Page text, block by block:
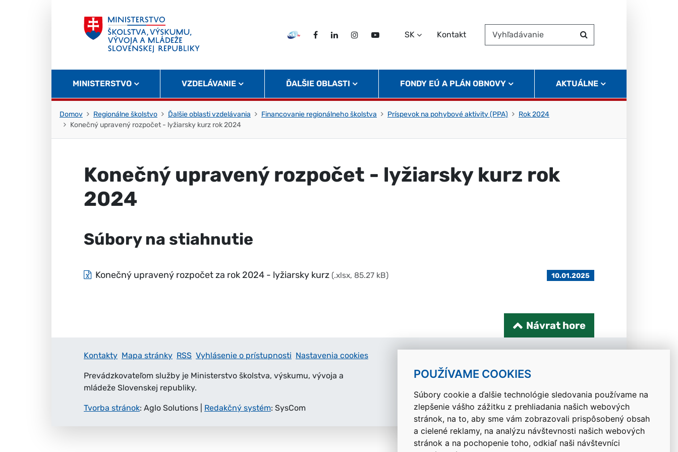
POUŽÍVAME COOKIES
Súbory cookie a ďalšie technológie sledovania používame na
zlepšenie vášho zážitku z prehliadania našich webových
stránok, na to, aby sme vám zobrazovali prispôsobený obsah
a cielené reklamy, na analýzu návštevnosti našich webových
stránok a na pochopenie toho, odkiaľ naši návštevníci
EDU TVFacebookLinkedInInstagram
Twitter
SK Kontakt
Vyhľadávanie
Hľadať
MINISTERSTVO VZDELÁVANIE ĎALŠIE OBLASTI FONDY EÚ A PLÁN OBNOVY AKTUÁLNE
Domov Regionálne školstvo Ďalšie oblasti vzdelávania Financovanie regionálneho školstva Príspevok na pohybové aktivity (PPA)
Rok 2024
Konečný upravený rozpočet - lyžiarsky kurz rok 2024
Konečný upravený rozpočet - lyžiarsky kurz rok
2024
Súbory na stiahnutie
Konečný upravený rozpočet za rok 2024 - lyžiarsky kurz (.xlsx, 85.27 kB) 10.01.2025
Návrat hore
Kontakty Mapa stránky RSS Vyhlásenie o prístupnosti Nastavenia cookies
Prevádzkovateľom služby je Ministerstvo školstva, výskumu, vývoja a
mládeže Slovenskej republiky.
Tvorba stránok: Aglo Solutions Redakčný systém: SysCom